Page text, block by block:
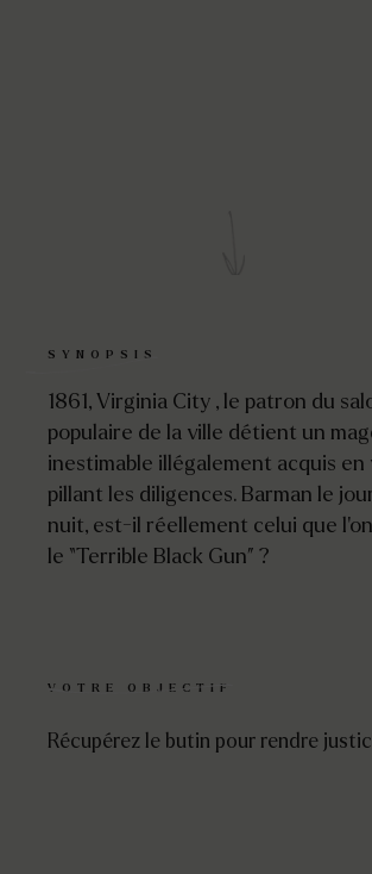
SYNOPSIS
1861, Virginia City , le patron du
populaire de la ville détient un
inestimable illégalement acquis
pillant les diligences. Barman le
nuit, est-il réellement celui que
le “Terrible Black Gun” ?
VOTRE OBJECTIF
Récupérez le butin pour rendre